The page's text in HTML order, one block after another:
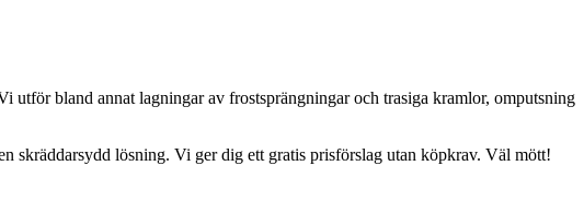
bland annat lagningar av frostsprängningar och trasiga kramlor, omputsning
skräddarsydd lösning. Vi ger dig ett gratis prisförslag utan köpkrav. Väl mött!